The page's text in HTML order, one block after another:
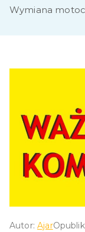
Wymiana
Autor:Ajar